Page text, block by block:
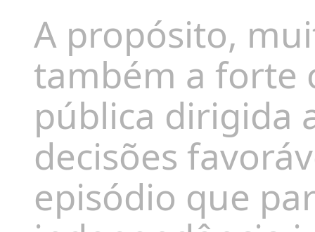
A propósito,
também a forte
pública dirigida
decisões
episódio que